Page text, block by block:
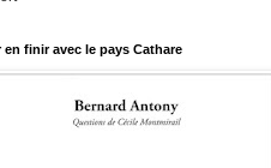
en finir avec le pays Cathare